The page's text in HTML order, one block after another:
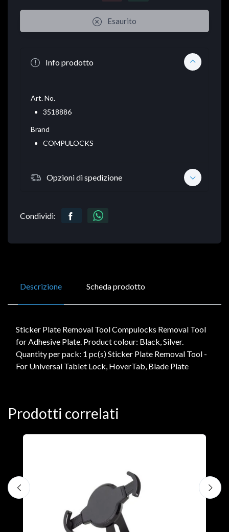
Esaurito
Info prodotto
Art. No.
3518886
Brand
COMPULOCKS
Opzioni di spedizione
Condividi:
Descrizione Scheda prodotto
Sticker Plate Removal Tool Compulocks Removal Tool
for Adhesive Plate. Product colour: Black, Silver.
Quantity per pack: 1 pc(s) Sticker Plate Removal Tool -
For Universal Tablet Lock, HoverTab, Blade Plate
Prodotti correlati